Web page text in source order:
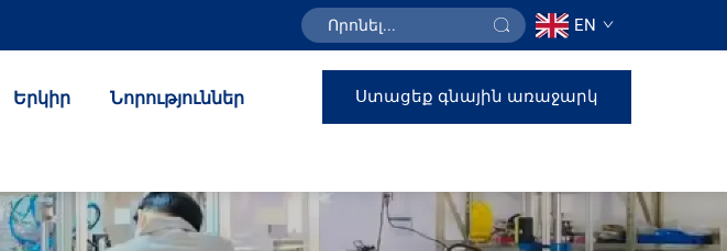
EN
Երկիր Նորություններ Ստացեք գնային առաջարկ